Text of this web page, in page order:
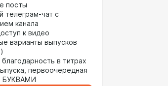
посты
телеграм-чат с
канала
к видео
варианты выпусков
в титрах
первоочередная
БУКВАМИ